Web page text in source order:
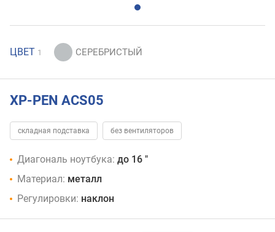
ЦВЕТ 1
XP-PEN ACS05
складная подставка без вентиляторов
Диагональ ноутбука: до 16 "
Материал: металл
Регулировки: наклон